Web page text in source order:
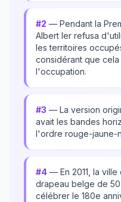
#2 — Pendant la
Albert Ier refusa
les territoires
considérant que
l'occupation.
#3 — La version
avait les bandes
l'ordre rouge-jaune-
#4 — En 2011, la
drapeau belge de
célébrer le 180e